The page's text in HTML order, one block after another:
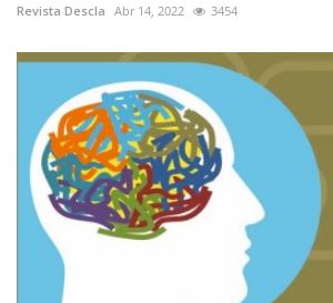
Revista Descla Abr 14, 2022 3454